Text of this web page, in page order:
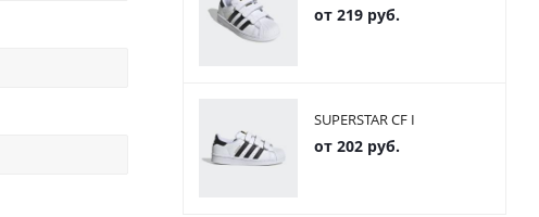
от 219 руб.
SUPERSTAR CF I
от 202 руб.